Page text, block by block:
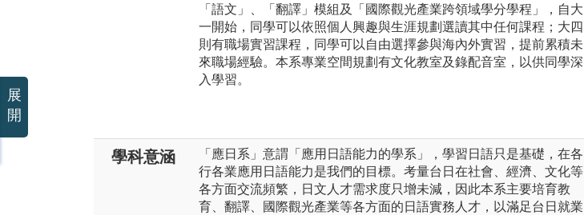
「語文」、「翻譯」模組及「國際觀光產業跨領域學分學程」，自大
一開始，同學可以依照個人興趣與生涯規劃選讀其中任何課程；大四
則有職場實習課程，同學可以自由選擇參與海內外實習，提前累積未
來職場經驗。本系專業空間規劃有文化教室及錄配音室，以供同學深
入學習。
學科意涵
「應日系」意謂「應用日語能力的學系」，學習日語只是基礎，在各
行各業應用日語能力是我們的目標。考量台日在社會、經濟、文化等
各方面交流頻繁，日文人才需求度只增未減，因此本系主要培育教
育、翻譯、國際觀光產業等各方面的日語實務人才，以滿足台日就業
展
開